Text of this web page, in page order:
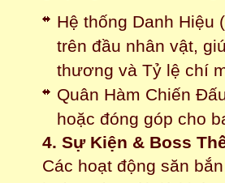
Hệ thống Danh Hiệu
trên đầu nhân vật,
thương và Tỷ lệ chí
Quân Hàm Chiến
hoặc đóng góp cho
4. Sự Kiện & Boss
Các hoạt động săn